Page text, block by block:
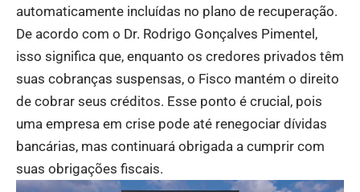
automaticamente incluídas no plano de recuperação.
De acordo com o Dr. Rodrigo Gonçalves Pimentel,
isso significa que, enquanto os credores privados têm
suas cobranças suspensas, o Fisco mantém o direito
de cobrar seus créditos. Esse ponto é crucial, pois
uma empresa em crise pode até renegociar dívidas
bancárias, mas continuará obrigada a cumprir com
suas obrigações fiscais.